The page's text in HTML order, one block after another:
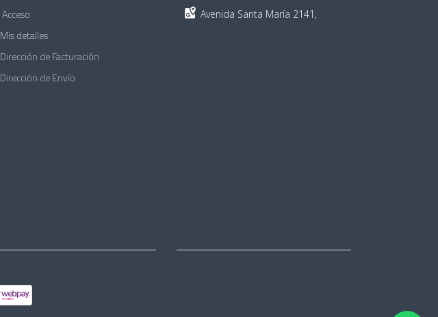
Acceso
Mis detalles
Dirección de Facturación
Dirección de Envío
Avenida Santa María 2141,